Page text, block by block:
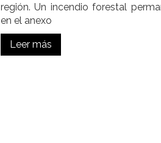
región. Un incendio forestal
en el anexo
Leer más